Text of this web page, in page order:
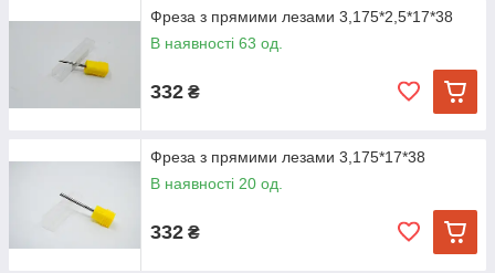
Фреза з прямими лезами 3,175*2,5*17*38
В наявності 63 од.
332 ₴
Фреза з прямими лезами 3,175*17*38
В наявності 20 од.
332 ₴